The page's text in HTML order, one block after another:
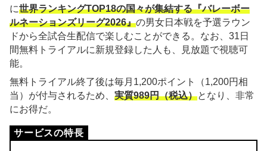
に世界ランキングTOP18の国々が集結する『バレーボー
ルネーションズリーグ2026』の男女日本戦を予選ラウン
ドから全試合生配信で楽しむことができる。なお、31日
間無料トライアルに新規登録した人も、見放題で視聴可
能。
無料トライアル終了後は毎月1,200ポイント（1,200円相
当）が付与されるため、 実質989円（税込）となり、非常
にお得だ。